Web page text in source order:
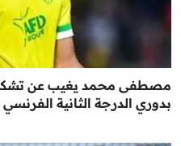
مصطفى محمد يغيب عن
بدوري الدرجة الثانية الفرنسي